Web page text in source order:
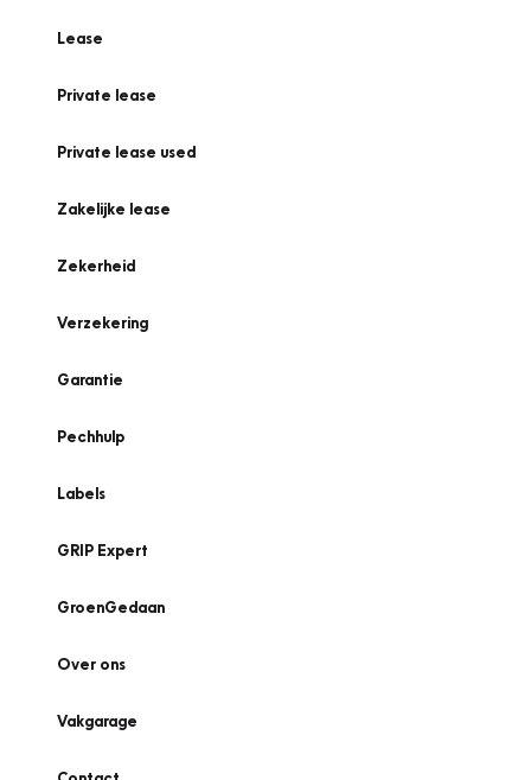
Lease
Private lease
Private lease used
Zakelijke lease
Zekerheid
Verzekering
Garantie
Pechhulp
Labels
GRIP Expert
GroenGedaan
Over ons
Vakgarage